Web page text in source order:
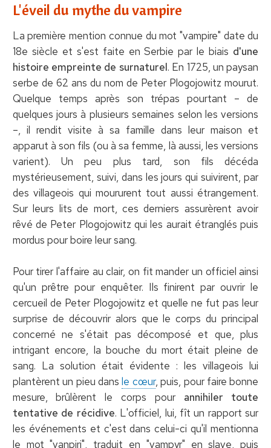
L'éveil du mythe du vampire
La première mention connue du mot "vampire" date du
18e siècle et s'est faite en Serbie par le biais d'une
histoire empreinte de surnaturel. En 1725, un paysan
serbe de 62 ans du nom de Peter Plogojowitz mourut.
Quelque temps après son trépas pourtant – de
quelques jours à plusieurs semaines selon les versions
–, il rendit visite à sa famille dans leur maison et
apparut à son fils (ou à sa femme, là aussi, les versions
varient). Un peu plus tard, son fils décéda
mystérieusement, suivi, dans les jours qui suivirent, par
des villageois qui moururent tout aussi étrangement.
Sur leurs lits de mort, ces derniers assurèrent avoir
rêvé de Peter Plogojowitz qui les aurait étranglés puis
mordus pour boire leur sang.
Pour tirer l'affaire au clair, on fit mander un officiel ainsi
qu'un prêtre pour enquêter. Ils finirent par ouvrir le
cercueil de Peter Plogojowitz et quelle ne fut pas leur
surprise de découvrir alors que le corps du principal
concerné ne s'était pas décomposé et que, plus
intrigant encore, la bouche du mort était pleine de
sang. La solution était évidente : les villageois lui
plantèrent un pieu dansle cœur, puis, pour faire bonne
mesure, brûlèrent le corps pour annihiler toute
tentative de récidive. L'officiel, lui, fît un rapport sur
les événements et c'est dans celui-ci qu'il mentionna
le mot "vanpiri", traduit en "vampyr" en slave, puis